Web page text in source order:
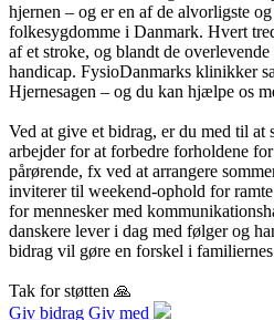
hjernen – og er en af de alvorligste
folkesygdomme i Danmark. Hvert
af et stroke, og blandt de
handicap. FysioDanmarks klinikker
Hjernesagen – og du kan hjælpe os
Ved at give et bidrag, er du med til at
arbejder for at forbedre forholdene
pårørende, fx ved at arrangere
inviterer til weekend-ophold for
for mennesker med
danskere lever i dag med følger og
bidrag vil gøre en forskel i
Tak for støtten 🙏
Giv bidrag Giv med